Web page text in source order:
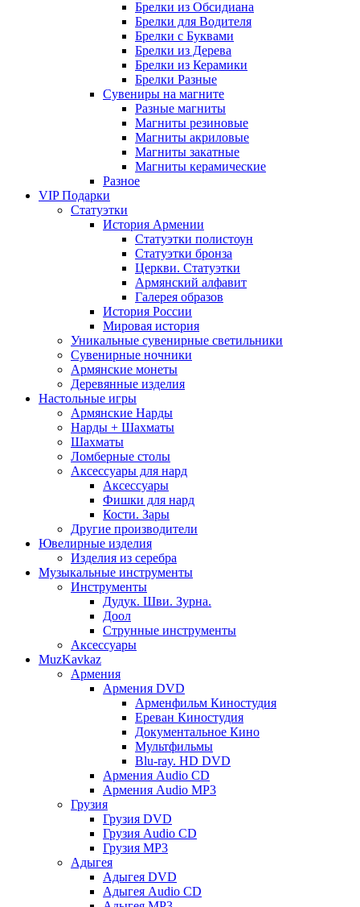
Брелки из Обсидиана
Брелки для Водителя
Брелки с Буквами
Брелки из Дерева
Брелки из Керамики
Брелки Разные
Сувениры на магните
Разные магниты
Магниты резиновые
Магниты акриловые
Магниты закатные
Магниты керамические
Разное
VIP Подарки
Статуэтки
История Армении
Статуэтки полистоун
Статуэтки бронза
Церкви. Статуэтки
Армянский алфавит
Галерея образов
История России
Мировая история
Уникальные сувенирные светильники
Сувенирные ночники
Армянские монеты
Деревянные изделия
Настольные игры
Армянские Нарды
Нарды + Шахматы
Шахматы
Ломберные столы
Аксессуары для нард
Аксессуары
Фишки для нард
Кости. Зары
Другие производители
Ювелирные изделия
Изделия из серебра
Музыкальные инструменты
Инструменты
Дудук. Шви. Зурна.
Доол
Струнные инструменты
Аксессуары
MuzKavkaz
Армения
Армения DVD
Арменфильм Киностудия
Ереван Киностудия
Документальное Кино
Мультфильмы
Blu-ray. HD DVD
Армения Audio CD
Армения Audio MP3
Грузия
Грузия DVD
Грузия Audio CD
Грузия MP3
Адыгея
Адыгея DVD
Адыгея Audio CD